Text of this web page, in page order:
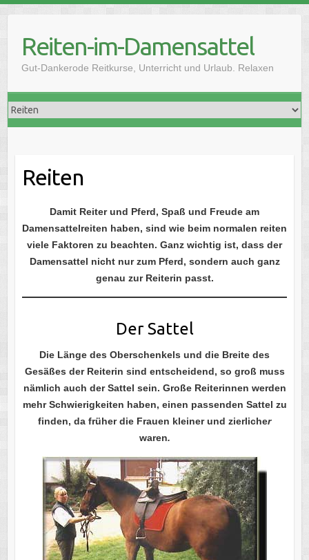
contentReiten-im-Damensattel
Gut-Dankerode Reitkurse, Unterricht und Urlaub. Relaxen
Reiten
Damit Reiter und Pferd, Spaß und Freude am
Damensattelreiten haben, sind wie beim normalen reiten
viele Faktoren zu beachten. Ganz wichtig ist, dass der
Damensattel nicht nur zum Pferd, sondern auch ganz
genau zur Reiterin passt.
Der Sattel
Die Länge des Oberschenkels und die Breite des
Gesäßes der Reiterin sind entscheidend, so groß muss
nämlich auch der Sattel sein. Große Reiterinnen werden
mehr Schwierigkeiten haben, einen passenden Sattel zu
finden, da früher die Frauen kleiner und zierlicher
waren.